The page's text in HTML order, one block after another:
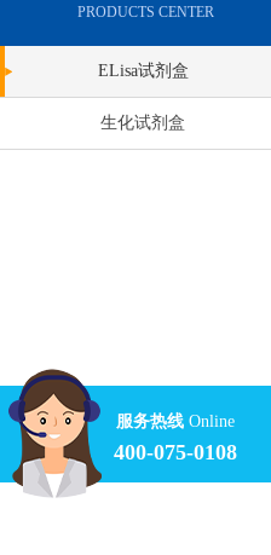
PRODUCTS CENTER
ELisa试剂盒
生化试剂盒
服务热线 Online
400-075-0108